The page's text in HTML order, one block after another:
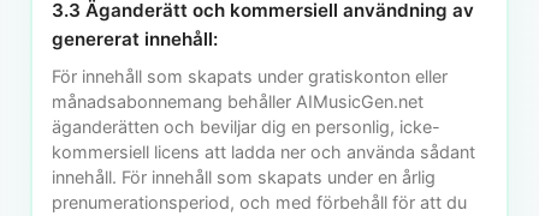
3.3 Äganderätt och kommersiell användning av
genererat innehåll:
För innehåll som skapats under gratiskonton eller
månadsabonnemang behåller AIMusicGen.net
äganderätten och beviljar dig en personlig, icke-
kommersiell licens att ladda ner och använda sådant
innehåll. För innehåll som skapats under en årlig
prenumerationsperiod, och med förbehåll för att du